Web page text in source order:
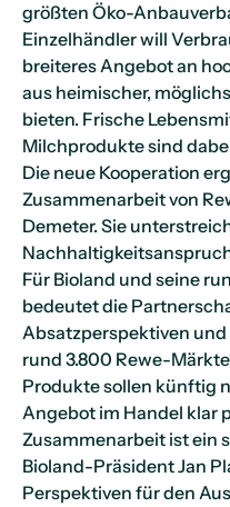
größten Öko-
Einzelhändler will
breiteres Angebot an
aus heimischer,
bieten. Frische
Milchprodukte sind
Die neue Kooperation
Zusammenarbeit von
Demeter. Sie
Für Bioland und seine
bedeutet die
Absatzperspektiven und
rund 3.800 Rewe-
Produkte sollen künftig
Angebot im Handel klar
Zusammenarbeit ist ein
Bioland-Präsident Jan
Perspektiven für den